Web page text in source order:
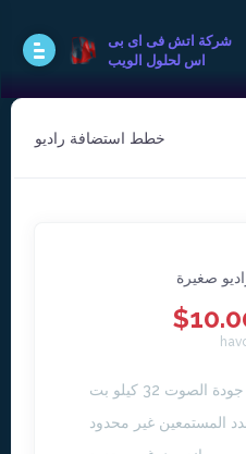
شركة اتش فى اى بى
اس لحلول الويب
خطط استضافة راديو
صغيرة
جودة الصوت 32 كيلو بت
المستمعين غير محدود